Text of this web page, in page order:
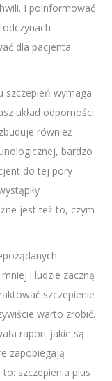
I poinformować
dla pacjenta
szczepień wymaga
układ odporności
również
bardzo
do tej pory
jest też to, czym
i ludzie zaczną
szczepienie
warto zrobić.
raport jakie są
zapobiegają
szczepienia plus